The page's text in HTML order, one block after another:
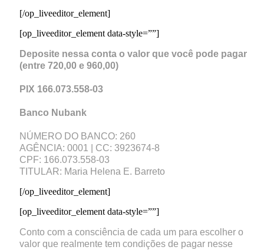
[/op_liveeditor_element]
[op_liveeditor_element data-style=””]
Deposite nessa conta o valor que você pode pagar
(entre 720,00 e 960,00)
PIX 166.073.558-03
Banco Nubank
NÚMERO DO BANCO: 260
AGÊNCIA: 0001 | CC: 3923674-8
CPF: 166.073.558-03
TITULAR: Maria Helena E. Barreto
[/op_liveeditor_element]
[op_liveeditor_element data-style=””]
Conto com a consciência de cada um para escolher o
valor que realmente tem condições de pagar nesse